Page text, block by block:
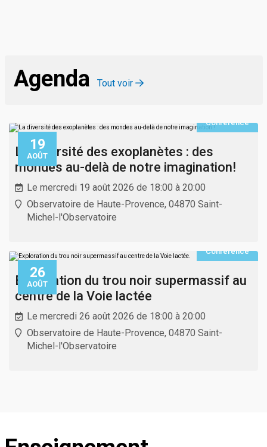
Agenda Tout voir
19
AOÛT
Conférence
La diversité des exoplanètes : des
mondes au-delà de notre imagination!
Le mercredi 19 août 2026 de 18:00 à 20:00
Observatoire de Haute-Provence, 04870 Saint-
Michel-l'Observatoire
26
AOÛT
Conférence
Exploration du trou noir supermassif au
centre de la Voie lactée
Le mercredi 26 août 2026 de 18:00 à 20:00
Observatoire de Haute-Provence, 04870 Saint-
Michel-l'Observatoire